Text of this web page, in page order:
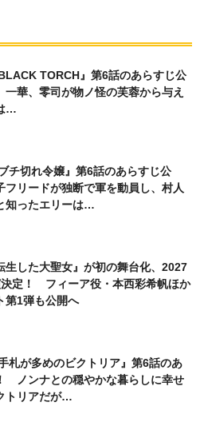
TORCH』第6話のあらすじ公
華、零司が物ノ怪の芙蓉から与え
…
チ切れ令嬢』第6話のあらすじ公
リードが独断で軍を動員し、村人
知ったエリーは…
生した大聖女』が初の舞台化、2027
定！ フィーア役・本西彩希帆ほか
第1弾も公開へ
札が多めのビクトリア』第6話のあ
ノンナとの穏やかな暮らしに幸せ
トリアだが…